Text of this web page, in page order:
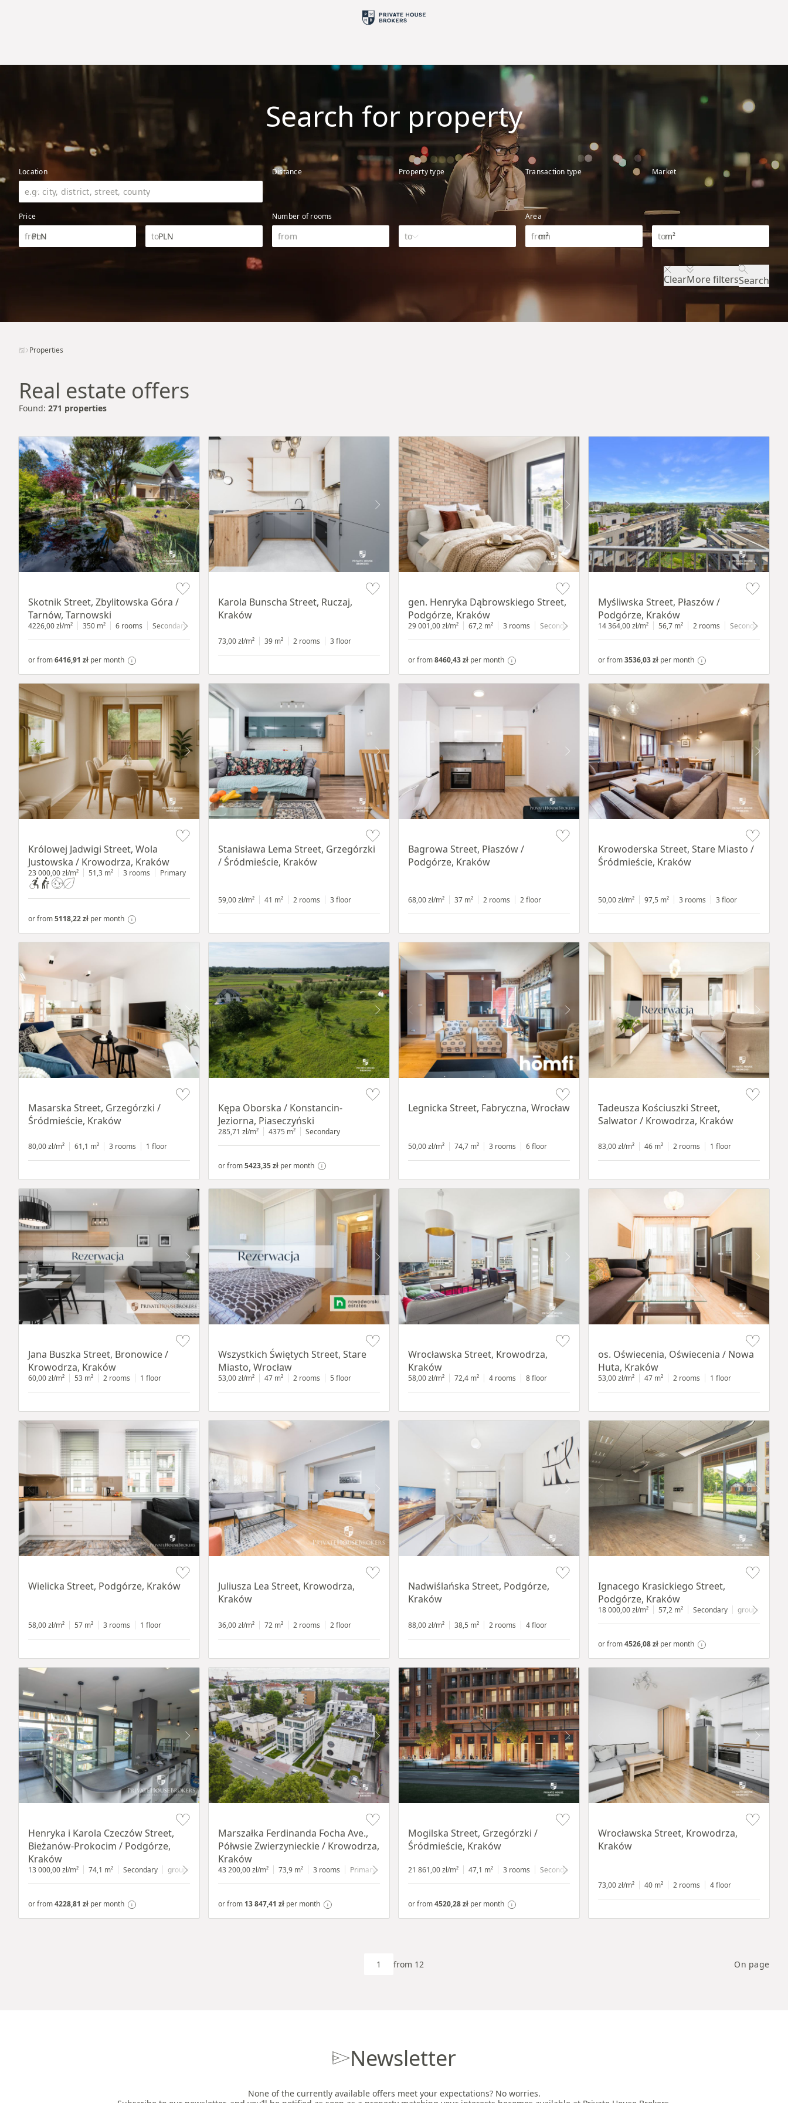
Search for property
Location Distance Property type Transaction type Market
Price
PLN PLN
Number of rooms Area
m² m²
ClearMore filtersSearch
Properties
Real estate offers
Found: 271 properties
Skotnik Street, Zbylitowska Góra /
Tarnów, Tarnowski
4226,00 zł/m² 350 m² 6 rooms Secondary
or from6416,91 zł per month
Karola Bunscha Street, Ruczaj,
Kraków
73,00 zł/m² 39 m² 2 rooms 3 floor
gen. Henryka Dąbrowskiego Street,
Podgórze, Kraków
29 001,00 zł/m² 67,2 m² 3 rooms Secondary 3 floor
or from8460,43 zł per month
Myśliwska Street, Płaszów /
Podgórze, Kraków
14 364,00 zł/m² 56,7 m² 2 rooms Secondary
or from3536,03 zł per month
Królowej Jadwigi Street, Wola
Justowska / Krowodrza, Kraków
23 000,00 zł/m² 51,3 m² 3 rooms Primary
or from5118,22 zł per month
Stanisława Lema Street, Grzegórzki
/ Śródmieście, Kraków
59,00 zł/m² 41 m² 2 rooms 3 floor
Bagrowa Street, Płaszów /
Podgórze, Kraków
68,00 zł/m² 37 m² 2 rooms 2 floor
Krowoderska Street, Stare Miasto /
Śródmieście, Kraków
50,00 zł/m² 97,5 m² 3 rooms 3 floor
Masarska Street, Grzegórzki /
Śródmieście, Kraków
80,00 zł/m² 61,1 m² 3 rooms 1 floor
Kępa Oborska / Konstancin-
Jeziorna, Piaseczyński
285,71 zł/m² 4375 m² Secondary
or from5423,35 zł per month
Legnicka Street, Fabryczna, Wrocław
50,00 zł/m² 74,7 m² 3 rooms 6 floor
Tadeusza Kościuszki Street,
Salwator / Krowodrza, Kraków
83,00 zł/m² 46 m² 2 rooms 1 floor
Jana Buszka Street, Bronowice /
Krowodrza, Kraków
60,00 zł/m² 53 m² 2 rooms 1 floor
Wszystkich Świętych Street, Stare
Miasto, Wrocław
53,00 zł/m² 47 m² 2 rooms 5 floor
Wrocławska Street, Krowodrza,
Kraków
58,00 zł/m² 72,4 m² 4 rooms 8 floor
os. Oświecenia, Oświecenia / Nowa
Huta, Kraków
53,00 zł/m² 47 m² 2 rooms 1 floor
Wielicka Street, Podgórze, Kraków
58,00 zł/m² 57 m² 3 rooms 1 floor
Juliusza Lea Street, Krowodrza,
Kraków
36,00 zł/m² 72 m² 2 rooms 2 floor
Nadwiślańska Street, Podgórze,
Kraków
88,00 zł/m² 38,5 m² 2 rooms 4 floor
Ignacego Krasickiego Street,
Podgórze, Kraków
18 000,00 zł/m² 57,2 m² Secondary ground floor
or from4526,08 zł per month
Henryka i Karola Czeczów Street,
Bieżanów-Prokocim / Podgórze,
Kraków
13 000,00 zł/m² 74,1 m² Secondary ground floor with shop window
or from4228,81 zł per month
Marszałka Ferdinanda Focha Ave.,
Półwsie Zwierzynieckie / Krowodrza,
Kraków
43 200,00 zł/m² 73,9 m² 3 rooms Primary
or from 13 847,41 zł per month
Mogilska Street, Grzegórzki /
Śródmieście, Kraków
21 861,00 zł/m² 47,1 m² 3 rooms Secondary
or from4520,28 zł per month
Wrocławska Street, Krowodrza,
Kraków
73,00 zł/m² 40 m² 2 rooms 4 floor
from 12 On page
Newsletter
None of the currently available offers meet your expectations? No worries.